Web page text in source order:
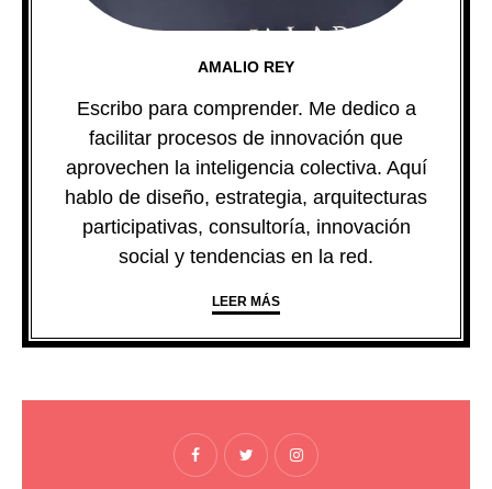
AMALIO REY
Escribo para comprender. Me dedico a
facilitar procesos de innovación que
aprovechen la inteligencia colectiva. Aquí
hablo de diseño, estrategia, arquitecturas
participativas, consultoría, innovación
social y tendencias en la red.
LEER MÁS